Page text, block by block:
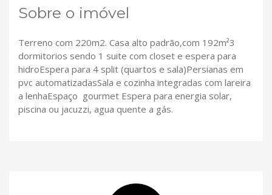
Sobre o imóvel
Terreno com 220m2. Casa alto padrão,com 192m²3
dormitorios sendo 1 suite com closet e espera para
hidroEspera para 4 split (quartos e sala)Persianas em
pvc automatizadasSala e cozinha integradas com lareira
a lenhaEspaço gourmet Espera para energia solar,
piscina ou jacuzzi, agua quente a gás.